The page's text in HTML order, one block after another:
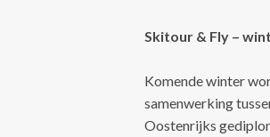
Skitour & Fly –
Komende winter
samenwerking
Oostenrijks